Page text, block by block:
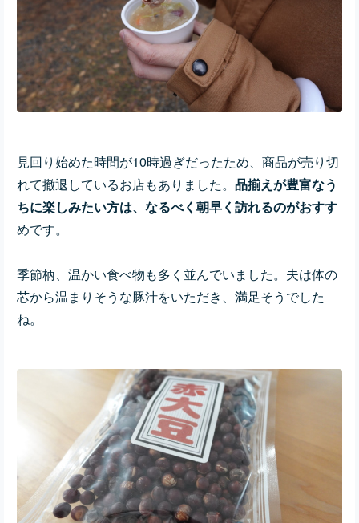
見回り始めた時間が10時過ぎだったため、商品が売り切
れて撤退しているお店もありました。 品揃えが豊富なう
ちに楽しみたい方は、なるべく朝早く訪れるのがおすす
めです。
季節柄、温かい食べ物も多く並んでいました。夫は体の
芯から温まりそうな豚汁をいただき、満足そうでした
ね。